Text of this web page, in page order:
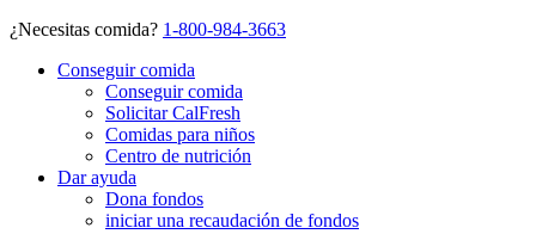
¿Necesitas comida? 1-800-984-3663
Conseguir comida
Conseguir comida
Solicitar CalFresh
Comidas para niños
Centro de nutrición
Dar ayuda
Dona fondos
iniciar una recaudación de fondos